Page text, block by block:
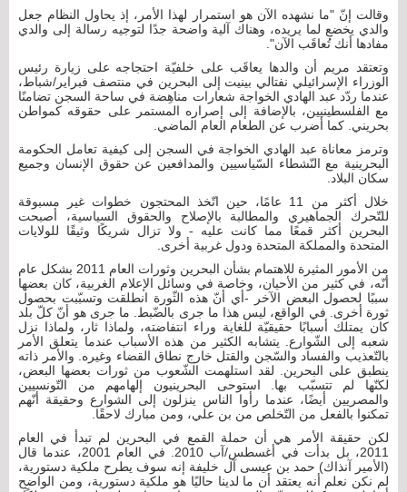
وقالت إنّ "ما نشهده الآن هو استمرار لهذا الأمر، إذ يحاول النظام جعل
والدي يخضع لما يريده، وهناك آلية واضحة جدًا لتوجيه رسالة إلى والدي
مفادها أنك تُعاقَب الآن".
وتعتقد مريم أن والدها يعاقَب على خلفيّة احتجاجه على زيارة رئيس
الوزراء الإسرائيلي نفتالي بينيت إلى البحرين في منتصف فبراير/شباط،
عندما ردّد عبد الهادي الخواجة شعارات مناهِضة في ساحة السجن تضامنًا
مع الفلسطينيين، بالإضافة إلى إصراره المستمر على حقوقه كمواطن
بحريني. كما أضرب عن الطعام العام الماضي.
وترمز معاناة عبد الهادي الخواجة في السجن إلى كيفية تعامل الحكومة
البحرينية مع النّشطاء السّياسيين والمدافعين عن حقوق الإنسان وجميع
سكان البلاد.
خلال أكثر من 11 عامًا، حين اتّخذ المحتجون خطوات غير مسبوقة
للتّحرك الجماهيري والمطالبة بالإصلاح والحقوق السياسية، أصبحت
البحرين أكثر قمعًا مما كانت عليه - ولا تزال شريكًا وثيقًا للولايات
المتحدة والمملكة المتحدة ودول غربية أخرى.
من الأمور المثيرة للاهتمام بشأن البحرين وثورات العام 2011 بشكل عام
أنّه، في كثير من الأحيان، وخاصة في وسائل الإعلام الغربية، كان بعضها
سببًا لحصول البعض الآخر -أي أنّ هذه الثّورة انطلقت وتسبّبت بحصول
ثورة أخرى. في الواقع، ليس هذا ما جرى بالضّبط. ما جرى هو أنّ كلّ بلد
كان يمتلك أسبابًا حقيقيّة للغاية وراء انتفاضته، ولماذا ثار، ولماذا نزل
شعبه إلى الشّوارع. يتشابه الكثير من هذه الأسباب عندما يتعلق الأمر
بالتّعذيب والفساد والسّجن والقتل خارج نطاق القضاء وغيره. والأمر ذاته
ينطبق على البحرين. لقد استلهمت الشّعوب من ثورات بعضها البعض،
لكنّها لم تتسبّب بها. استوحى البحرينيون إلهامهم من التّونسيين
والمصريين أيضًا، عندما رأوا الناس ينزلون إلى الشوارع وحقيقة أنّهم
تمكنوا بالفعل من التّخلص من بن علي، ومن مبارك لاحقًا.
لكن حقيقة الأمر هي أن حملة القمع في البحرين لم تبدأ في العام
2011، بل بدأت في أغسطس/آب 2010. في العام 2001، عندما قال
(الأمير آنذاك) حمد بن عيسى آل خليفة إنه سوف يطرح ملكية دستورية،
لم نكن نعلم أنه يعتقد أن ما لدينا حاليًا هو ملكية دستورية، ومن الواضح